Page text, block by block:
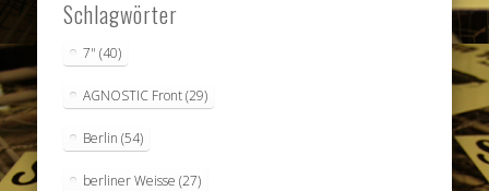
Schlagwörter
7" (40)
AGNOSTIC Front(29)
Berlin (54)
berliner Weisse (27)